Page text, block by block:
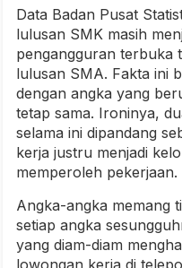
Data Badan Pusat
lulusan SMK masih
pengangguran terbuka
lulusan SMA. Fakta ini
dengan angka yang
tetap sama. Ironinya,
selama ini dipandang
kerja justru menjadi
memperoleh pekerjaan.
Angka-angka memang
setiap angka
yang diam-diam
lowongan kerja di